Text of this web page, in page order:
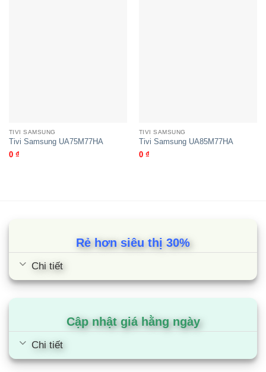
TIVI SAMSUNG
Tivi Samsung UA75M77HA
0 ₫
TIVI SAMSUNG
Tivi Samsung UA85M77HA
0 ₫
Rẻ hơn siêu thị 30%
Chi tiết
Cập nhật giá hằng ngày
Chi tiết